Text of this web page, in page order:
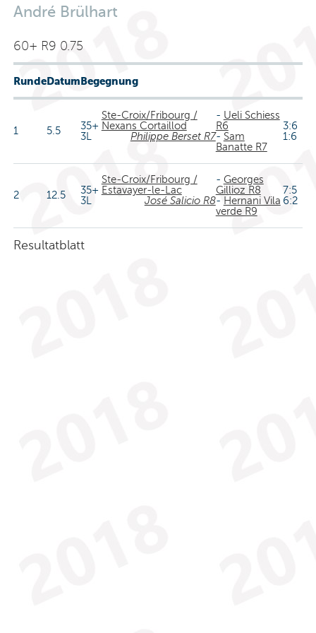
André Brülhart
60+ R9 0.75
RundeDatumBegegnung
1 5.5
35+
3L
Ste-Croix/Fribourg /
Nexans Cortaillod
Philippe Berset R7
- Ueli Schiess
R6
- Sam
Banatte R7
3:6
1:6
2 12.5
35+
3L
Ste-Croix/Fribourg /
Estavayer-le-Lac
José Salicio R8
- Georges
Gillioz R8
- Hernani Vila
verde R9
7:5
6:2
Resultatblatt